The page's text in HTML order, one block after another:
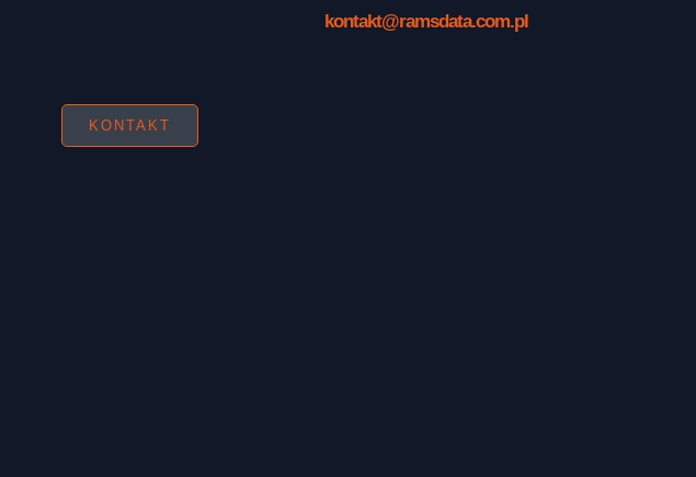
kontakt@ramsdata.com.pl
KONTAKT